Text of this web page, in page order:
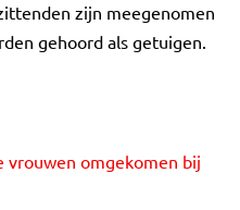
zijn meegenomen
gehoord als getuigen.
vrouwen omgekomen bij